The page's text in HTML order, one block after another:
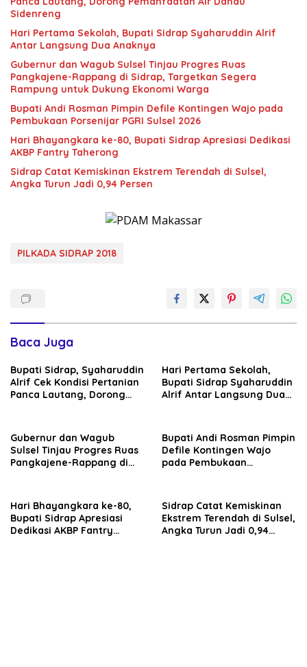
Sidenreng
Hari Pertama Sekolah, Bupati Sidrap Syaharuddin Alrif
Antar Langsung Dua Anaknya
Gubernur dan Wagub Sulsel Tinjau Progres Ruas
Pangkajene-Rappang di Sidrap, Targetkan Segera
Rampung untuk Dukung Ekonomi Warga
Bupati Andi Rosman Pimpin Defile Kontingen Wajo pada
Pembukaan Porsenijar PGRI Sulsel 2026
Hari Bhayangkara ke-80, Bupati Sidrap Apresiasi Dedikasi
AKBP Fantry Taherong
Sidrap Catat Kemiskinan Ekstrem Terendah di Sulsel,
Angka Turun Jadi 0,94 Persen
PILKADA SIDRAP 2018
Baca Juga
Bupati Sidrap, Syaharuddin
Alrif Cek Kondisi Pertanian
Panca Lautang, Dorong
Hari Pertama Sekolah,
Bupati Sidrap Syaharuddin
Alrif Antar Langsung Dua
Gubernur dan Wagub
Sulsel Tinjau Progres Ruas
Pangkajene-Rappang di
Ekonomi Warga
Bupati Andi Rosman Pimpin
Defile Kontingen Wajo
pada Pembukaan
Hari Bhayangkara ke-80,
Bupati Sidrap Apresiasi
Dedikasi AKBP Fantry
Sidrap Catat Kemiskinan
Ekstrem Terendah di Sulsel,
Angka Turun Jadi 0,94